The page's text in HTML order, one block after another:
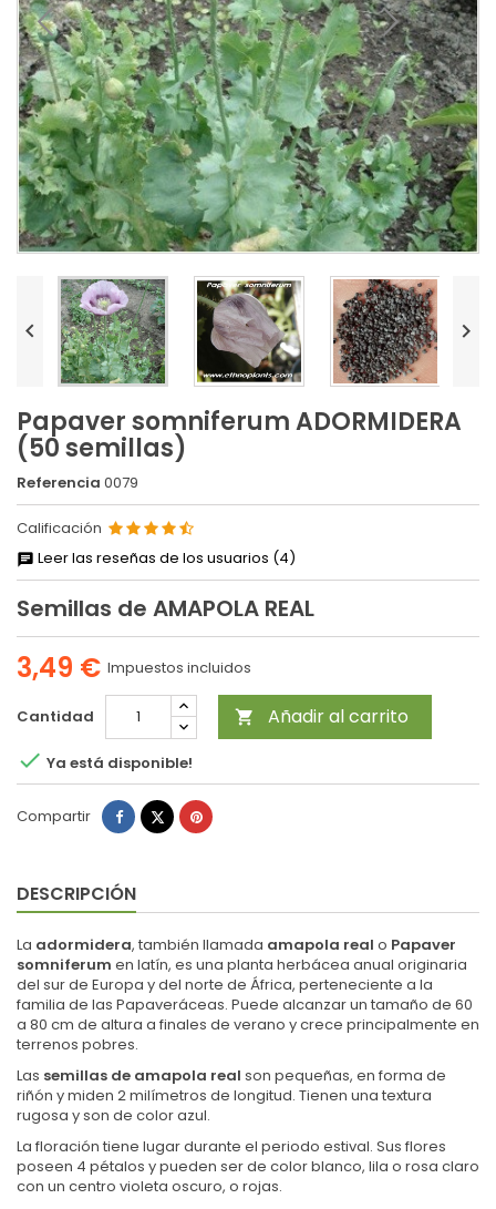
 
Papaver somniferum ADORMIDERA
(50 semillas)
Referencia 0079
Calificación
Leer las reseñas de los usuarios (4)
Semillas de AMAPOLA REAL
3,49 € Impuestos incluidos
Cantidad  Añadir al carrito
 Ya está disponible!
Compartir Compartir
TuitearPinterest
DESCRIPCIÓN
La adormidera, también llamada amapola real o Papaver
somniferum en latín, es una planta herbácea anual originaria
del sur de Europa y del norte de África, perteneciente a la
familia de las Papaveráceas. Puede alcanzar un tamaño de 60
a 80 cm de altura a finales de verano y crece principalmente en
terrenos pobres.
Las semillas de amapola real son pequeñas, en forma de
riñón y miden 2 milímetros de longitud. Tienen una textura
rugosa y son de color azul.
La floración tiene lugar durante el periodo estival. Sus flores
poseen 4 pétalos y pueden ser de color blanco, lila o rosa claro
con un centro violeta oscuro, o rojas.